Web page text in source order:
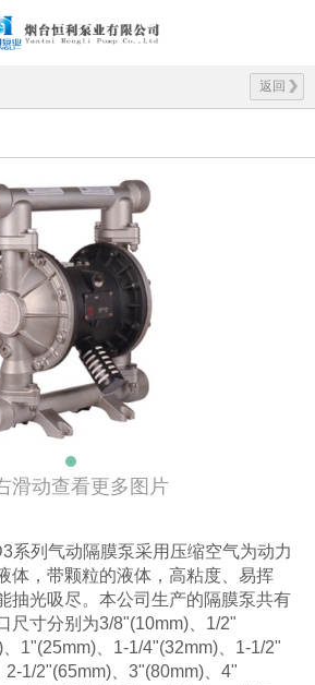
返回
滑动查看更多图片
系列气动隔膜泵采用压缩空气为动力
体，带颗粒的液体，高粘度、易挥
抽光吸尽。 本公司生产的隔膜泵共有
尺寸分别为3/8"(10mm)
1/2"
1"(25mm) 1-1/4"(32mm)
1-1/2"
2-1/2"(65mm) 3"(80mm)
4"